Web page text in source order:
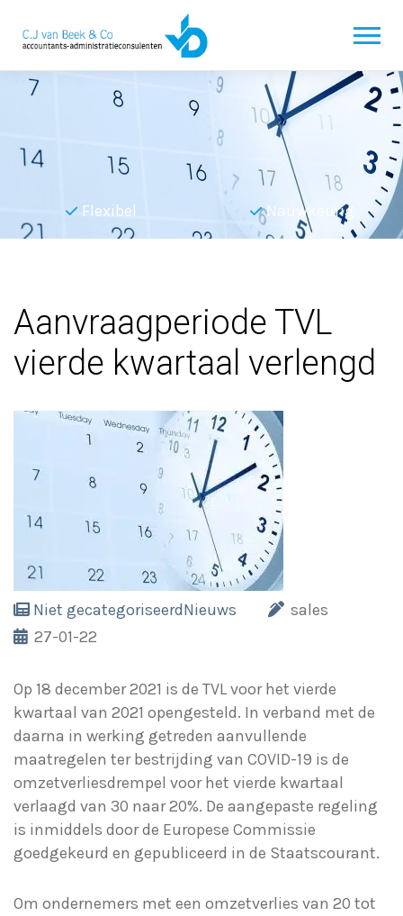
Flexibel Nauwkeurig
Aanvraagperiode TVL
vierde kwartaal verlengd
Niet gecategoriseerdNieuws
sales
27-01-22
Op 18 december 2021 is de TVL voor het vierde
kwartaal van 2021 opengesteld. In verband met de
daarna in werking getreden aanvullende
maatregelen ter bestrijding van COVID-19 is de
omzetverliesdrempel voor het vierde kwartaal
verlaagd van 30 naar 20%. De aangepaste regeling
is inmiddels door de Europese Commissie
goedgekeurd en gepubliceerd in de Staatscourant.
Om ondernemers met een omzetverlies van 20 tot